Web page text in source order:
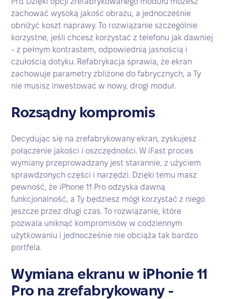
zachować wysoką jakość obrazu, a jednocześnie
obniżyć koszt naprawy. To rozwiązanie szczególnie
korzystne, jeśli chcesz korzystać z telefonu jak dawniej
- z pełnym kontrastem, odpowiednią jasnością i
czułością dotyku. Refabrykacja sprawia, że ekran
zachowuje parametry zbliżone do fabrycznych, a Ty
nie musisz inwestować w nowy, drogi moduł.
Rozsądny kompromis
Decydując się na zrefabrykowany ekran, zyskujesz
połączenie jakości i oszczędności. W iFast proces
wymiany przeprowadzany jest starannie, z użyciem
sprawdzonych części i narzędzi. Dzięki temu masz
pewność, że iPhone 11 Pro odzyska dawną
funkcjonalność, a Ty będziesz mógł korzystać z niego
jeszcze przez długi czas. To rozwiązanie, które
pozwala uniknąć kompromisów w codziennym
użytkowaniu i jednocześnie nie obciąża tak bardzo
portfela.
Wymiana ekranu w iPhonie 11
Pro na zrefabrykowany -